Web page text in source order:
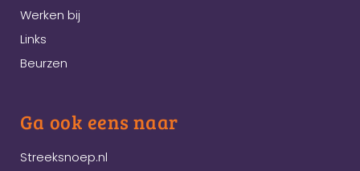
Werken bij
Links
Beurzen
Ga ook eens naar
Streeksnoep.nl